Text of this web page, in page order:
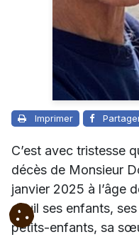
Imprimer
C’est avec tristesse
décès de Monsieur
janvier 2025 à l’âge
deuil ses enfants,
petits-enfants, sa